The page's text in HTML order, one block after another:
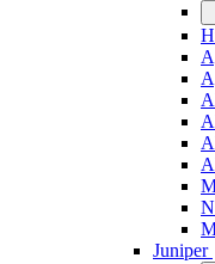
Juniper